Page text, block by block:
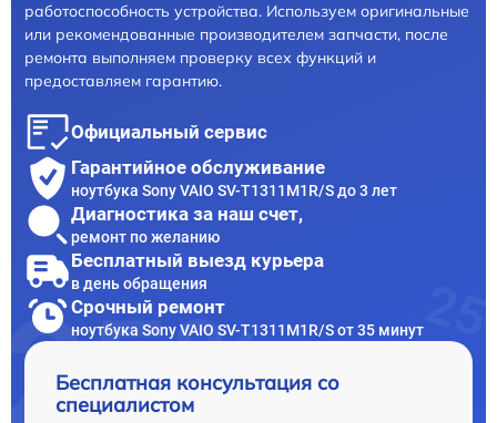
работоспособность устройства. Используем оригинальные
или рекомендованные производителем запчасти, после
ремонта выполняем проверку всех функций и
предоставляем гарантию.
Официальный сервис
Гарантийное обслуживание
ноутбука Sony VAIO SV-T1311M1R/S до 3 лет
Диагностика за наш счет,
ремонт по желанию
Бесплатный выезд курьера
в день обращения
Срочный ремонт
ноутбука Sony VAIO SV-T1311M1R/S от 35 минут
Бесплатная консультация со
специалистом